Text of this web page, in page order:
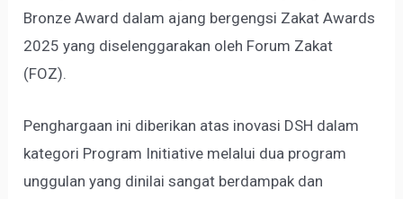
Bronze Award dalam ajang bergengsi Zakat Awards
2025 yang diselenggarakan oleh Forum Zakat
(FOZ).
Penghargaan ini diberikan atas inovasi DSH dalam
kategori Program Initiative melalui dua program
unggulan yang dinilai sangat berdampak dan